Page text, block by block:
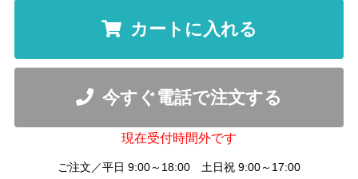
カートに入れる
今すぐ電話で注文する
現在受付時間外です
ご注文／平日 9:00～18:00 土日祝 9:00～17:00